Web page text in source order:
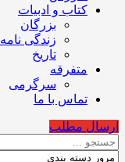
کتاب و ادبیات
بزرگان
زندگی نامه
تاریخ
متفرقه
سرگرمی
تماس با ما
ارسال مطلب